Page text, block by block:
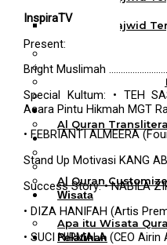
Bukhara A5
Al Quran Tajwid
Bukhara B5
Al Quran Spesial
Al Quran Terjemah
Al Quran Tilawah
Mushaf Tilawah
Al Quran
Kemitraan
Wholesale & Retail
Al Quran Customize
Wisata
Quran
Apa itu Wisata
Pelatihan
InspiraTV
Present:
Bright Muslimah
Special Kultum:
• TEH
Acara Pintu Hikmah MGT
• FEBRIANTI ALMEERA
Stand Up Motivasi KANG
Success Story: • NABILA
• DIZA HANIFAH(Artis
• SUCI NIRMALA(CEO Airin